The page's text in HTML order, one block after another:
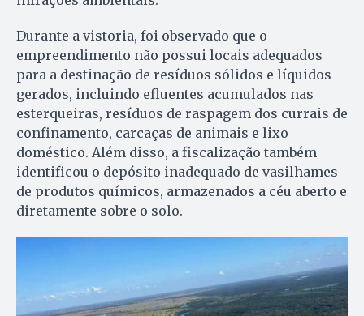
Durante a vistoria, foi observado que o
empreendimento não possui locais adequados
para a destinação de resíduos sólidos e líquidos
gerados, incluindo efluentes acumulados nas
esterqueiras, resíduos de raspagem dos currais de
confinamento, carcaças de animais e lixo
doméstico. Além disso, a fiscalização também
identificou o depósito inadequado de vasilhames
de produtos químicos, armazenados a céu aberto e
diretamente sobre o solo.